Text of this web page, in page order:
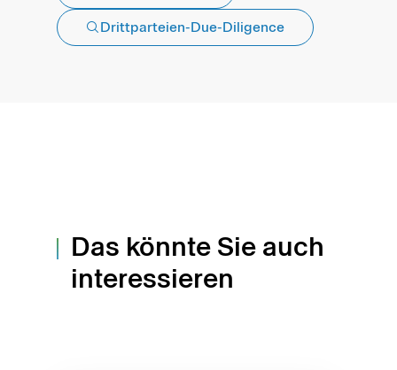
Drittparteien-Due-Diligence
Das könnte Sie auch
interessieren